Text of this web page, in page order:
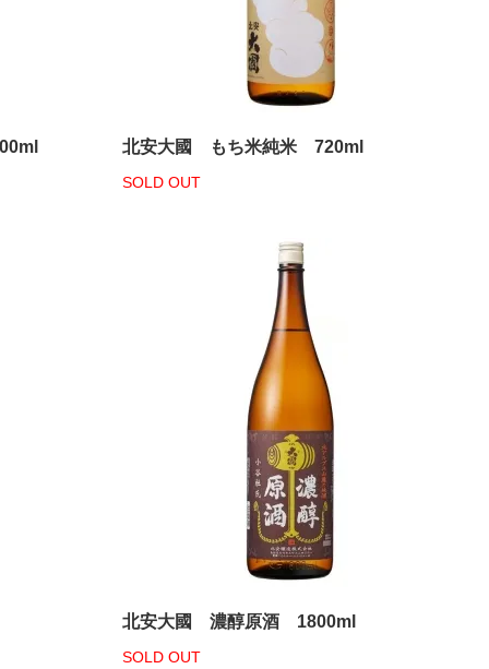
北安大國 もち米純米 720ml
SOLD OUT
北安大國 濃醇原酒 1800ml
SOLD OUT